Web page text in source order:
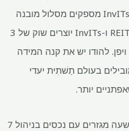
דיגיטלית ושירותים עירוניים. REITs ו-InvITs מספקים מסלול מובנה
וניתן להרחבה לגיוס הון זה. בעולם, REITs ו-InvITs יוצרים שוק של 3
להודו יש את קנה המידה
בעולם תַשׁתִית יעדי
יותר.
7